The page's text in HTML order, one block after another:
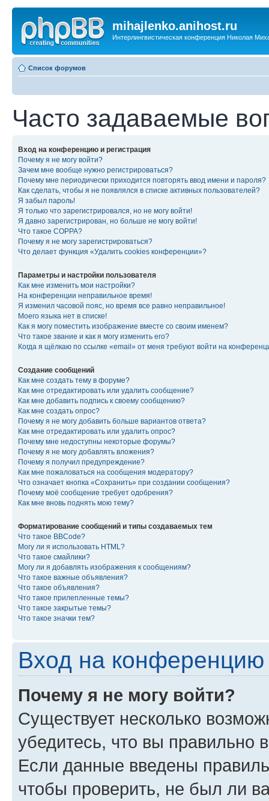
mihajlenko.anihost.ru
Интерлингвистическая конференция Николая
Список форумов
Часто задаваемые
Вход на конференцию и регистрация
Почему я не могу войти?
Зачем мне вообще нужно регистрироваться?
Почему мне периодически приходится повторять ввод имени и пароля?
Как сделать, чтобы я не появлялся в списке активных пользователей?
Я забыл пароль!
Я только что зарегистрировался, но не могу войти!
Я давно зарегистрирован, но больше не могу войти!
Что такое COPPA?
Почему я не могу зарегистрироваться?
Что делает функция «Удалить cookies конференции»?
Параметры и настройки пользователя
Как мне изменить мои настройки?
На конференции неправильное время!
Я изменил часовой пояс, но время все равно неправильное!
Моего языка нет в списке!
Как я могу поместить изображение вместе со своим именем?
Что такое звание и как я могу изменить его?
Когда я щёлкаю по ссылке «email» от меня требуют войти на
Создание сообщений
Как мне создать тему в форуме?
Как мне отредактировать или удалить сообщение?
Как мне добавить подпись к своему сообщению?
Как мне создать опрос?
Почему я не могу добавить больше вариантов ответа?
Как мне отредактировать или удалить опрос?
Почему мне недоступны некоторые форумы?
Почему я не могу добавлять вложения?
Почему я получил предупреждение?
Как мне пожаловаться на сообщения модератору?
Что означает кнопка «Сохранить» при создании сообщения?
Почему моё сообщение требует одобрения?
Как мне вновь поднять мою тему?
Форматирование сообщений и типы создаваемых тем
Что такое BBCode?
Могу ли я использовать HTML?
Что такое смайлики?
Могу ли я добавлять изображения к сообщениям?
Что такое важные объявления?
Что такое объявления?
Что такое прилепленные темы?
Что такое закрытые темы?
Что такое значки тем?
Вход на конференцию
Почему я не могу войти?
Существует несколько
убедитесь, что вы правильно
Если данные введены
чтобы проверить, не был ли